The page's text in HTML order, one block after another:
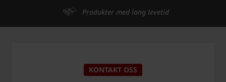
Produkter med lang levetid
KONTAKT OSS